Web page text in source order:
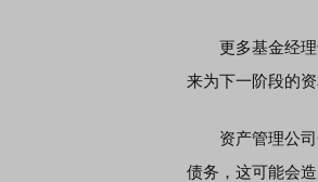
更多基金经理
来为下一阶段的
资产管理公司
债务，这可能会